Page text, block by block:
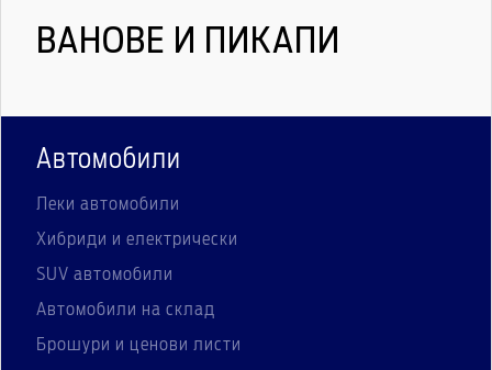
ВАНОВЕ И ПИКАПИ
Автомобили
Леки автомобили
Хибриди и електрически
SUV автомобили
Автомобили на склад
Брошури и ценови листи